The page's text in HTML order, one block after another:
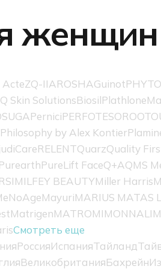
женщин
ActeZQ-IIAROSHAGuinot
Skin SolutionsBiosilPlathlone
PerniciPERFOTESORO
Philosophy by Alex Kontier
RELENTQuarzQuality
PurearthPureLift FaceQ+AQMS
MILFEY BEAUTYMiller Harris
MayuriMARIUS MATAS
MatrigenMATROMIMONNALI
Смотреть еще
РоссияИспанияТайланд
ВеликобританияБахрейн